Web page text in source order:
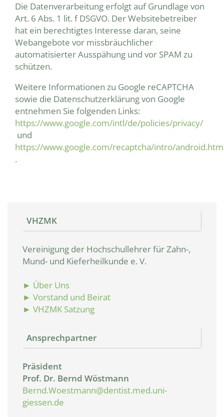
Die Datenverarbeitung erfolgt auf Grundlage von
Art. 6 Abs. 1 lit. f DSGVO. Der Websitebetreiber
hat ein berechtigtes Interesse daran, seine
Webangebote vor missbräuchlicher
automatisierter Ausspähung und vor SPAM zu
schützen.
Weitere Informationen zu Google reCAPTCHA
sowie die Datenschutzerklärung von Google
entnehmen Sie folgenden Links:
https://www.google.com/intl/de/policies/privacy/
und
https://www.google.com/recaptcha/intro/
.
VHZMK
Vereinigung der Hochschullehrer für Zahn-,
Mund- und Kieferheilkunde e. V.
► Über Uns
► Vorstand und Beirat
► VHZMK Satzung
Ansprechpartner
Präsident
Prof. Dr. Bernd Wöstmann
Bernd.Woestmann@dentist.med.uni-
giessen.de